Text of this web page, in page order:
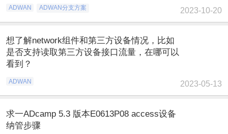
ADWAN ADWAN分支方案 2023-10-20
想了解network组件和第三方设备情况，比如
是否支持读取第三方设备接口流量，在哪可以
看到？
ADWAN 2023-05-13
求一ADcamp 5.3 版本E0613P08 access设备
纳管步骤